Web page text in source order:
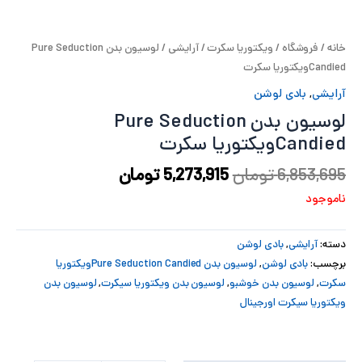
خانه/فروشگاه/ویکتوریا سکرت/آرایشی
/ لوسیون بدن Pure Seduction
Candiedویکتوریا سکرت
آرایشی, بادی لوشن
لوسیون بدن Pure Seduction
Candiedویکتوریا سکرت
6,853,695تومان5,273,915تومان
ناموجود
دسته:آرایشی,بادی لوشن
برچسب:بادی لوشن,
لوسیون بدن Pure Seduction Candiedویکتوریا
سکرت,لوسیون بدن خوشبو,لوسیون بدن ویکتوریا سیکرت,لوسیون بدن
ویکتوریا سیکرت اورجینال